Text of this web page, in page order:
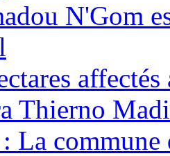
N'Gom
Thierno
La